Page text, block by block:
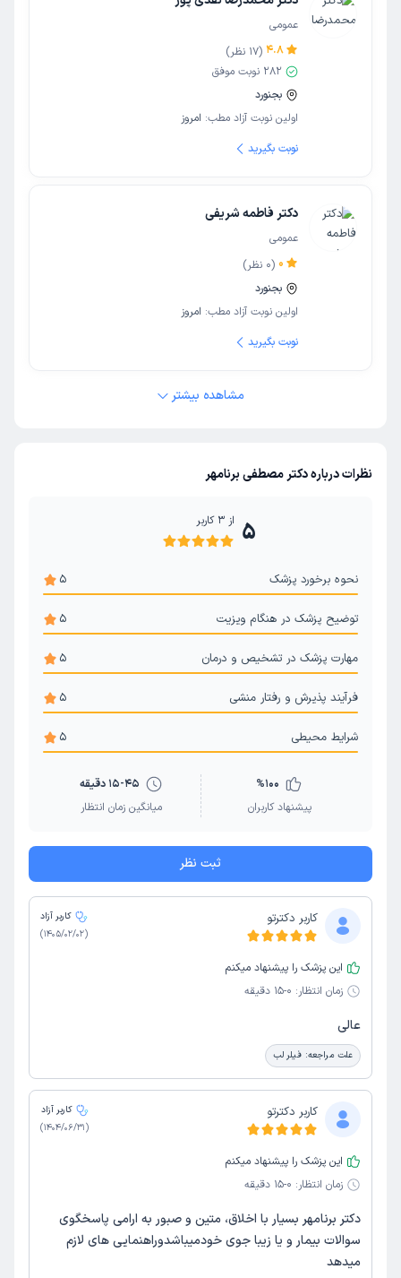
عمومی
4.8
(
17 نظر)
282 نوبت موفق
بجنورد
اولین نوبت آزاد مطب: امروز
نوبت بگیرید
دکتر فاطمه شریفی
عمومی
0
(
0 نظر)
بجنورد
اولین نوبت آزاد مطب: امروز
نوبت بگیرید
مشاهده بیشتر
نظرات درباره دکتر مصطفی برنامهر
5 از 3 کاربر
نحوه برخورد پزشک 5
توضیح پزشک در هنگام ویزیت 5
مهارت پزشک در تشخیص و درمان 5
فرآیند پذیرش و رفتار منشی 5
شرایط محیطی 5
%100
پیشنهاد کاربران
15-45 دقیقه
میانگین زمان انتظار
ثبت نظر
کاربر دکترتو
کاربر آزاد
(
1405/02/02
)
این پزشک را پیشنهاد میکنم
زمان انتظار: 0-15 دقیقه
عالی
علت مراجعه: فیلر لب
کاربر دکترتو
کاربر آزاد
(
1404/06/31
)
این پزشک را پیشنهاد میکنم
زمان انتظار: 0-15 دقیقه
دکتر برنامهر بسیار با اخلاق، متین و صبور به ارامی پاسخگوی
سوالات بیمار و یا زیبا جوی خودمیباشدوراهنمایی های لازم
میدهد